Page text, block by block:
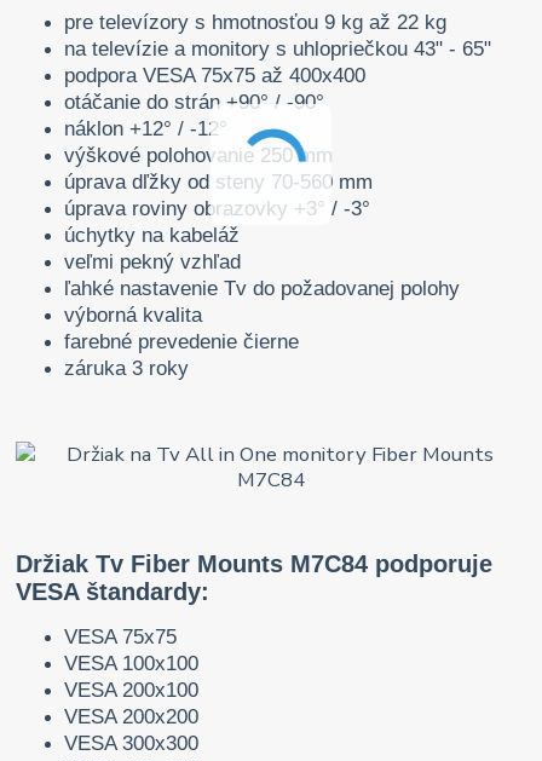
pre televízory s hmotnosťou 9 kg až 22 kg
na televízie a monitory s uhlopriečkou 43" - 65"
podpora VESA 75x75 až 400x400
otáčanie do strán +90° / -90°
náklon +12° / -12°
výškové polohovanie 250 mm
úprava dľžky od steny 70-560 mm
úprava roviny obrazovky +3° / -3°
úchytky na kabeláž
veľmi pekný vzhľad
ľahké nastavenie Tv do požadovanej polohy
výborná kvalita
farebné prevedenie čierne
záruka 3 roky
Držiak Tv Fiber Mounts M7C84 podporuje
VESA štandardy:
VESA 75x75
VESA 100x100
VESA 200x100
VESA 200x200
VESA 300x300